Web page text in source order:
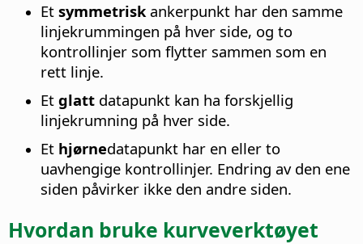
Et symmetriskankerpunkt har den samme
linjekrummingen på hver side, og to
kontrollinjer som flytter sammen som en
rett linje.
Et glatt datapunkt kan ha forskjellig
linjekrumning på hver side.
Et hjørnedatapunkt har en eller to
uavhengige kontrollinjer. Endring av den ene
siden påvirker ikke den andre siden.
Hvordan bruke kurveverktøyet